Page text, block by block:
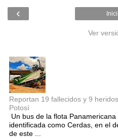
‹
Ver
Reportan 19 fallecidos y 9
Potosí
Un bus de la flota
identificada como Cerdas, en el
de este ...